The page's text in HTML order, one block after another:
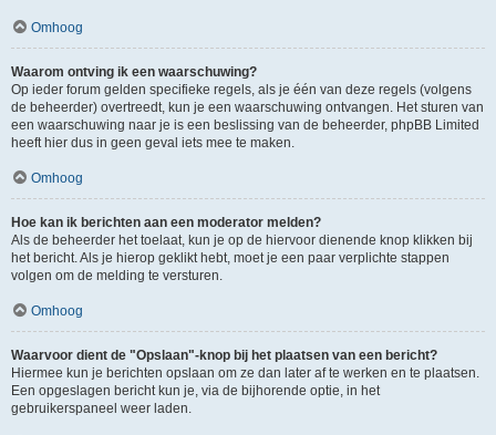
Omhoog
Waarom ontving ik een waarschuwing?
Op ieder forum gelden specifieke regels, als je één van deze regels (volgens
de beheerder) overtreedt, kun je een waarschuwing ontvangen. Het sturen van
een waarschuwing naar je is een beslissing van de beheerder, phpBB Limited
heeft hier dus in geen geval iets mee te maken.
Omhoog
Hoe kan ik berichten aan een moderator melden?
Als de beheerder het toelaat, kun je op de hiervoor dienende knop klikken bij
het bericht. Als je hierop geklikt hebt, moet je een paar verplichte stappen
volgen om de melding te versturen.
Omhoog
Waarvoor dient de "Opslaan"-knop bij het plaatsen van een bericht?
Hiermee kun je berichten opslaan om ze dan later af te werken en te plaatsen.
Een opgeslagen bericht kun je, via de bijhorende optie, in het
gebruikerspaneel weer laden.